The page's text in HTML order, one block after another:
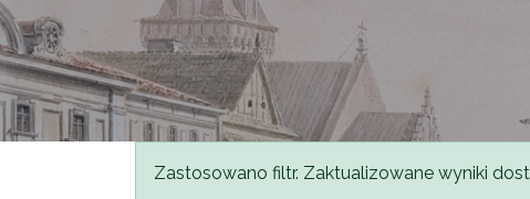
Komunikat
Zastosowano filtr. Zaktualizowane wyniki